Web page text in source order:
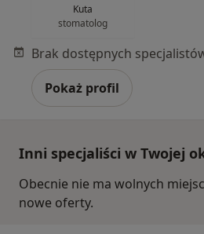
Kuta
stomatolog
Pokaż profil
Inni specjaliści w Twojej
Obecnie nie ma wolnych
nowe oferty.